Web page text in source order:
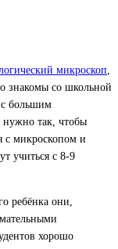
микроскоп
знакомы со школьной
с большим
нужно так, чтобы
с микроскопом и
учиться с 8-9
ребёнка они,
хорошо